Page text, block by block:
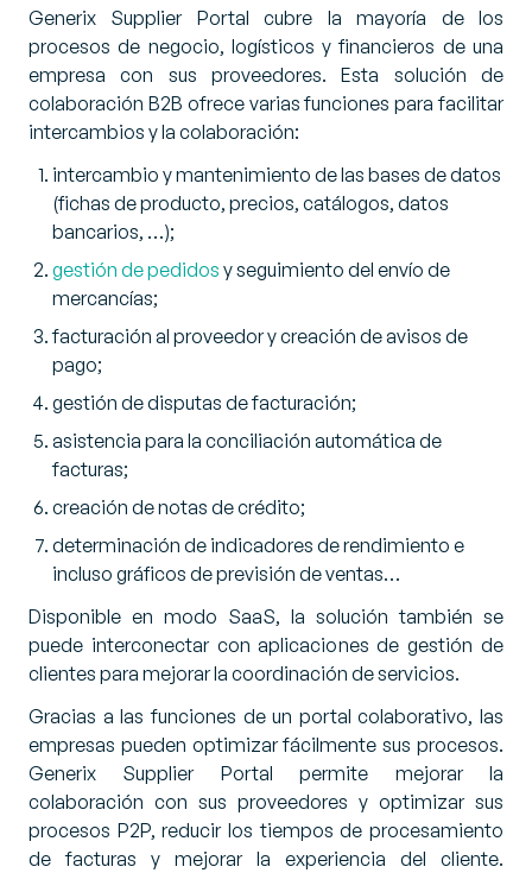
Generix Supplier Portal cubre la mayoría de los
procesos de negocio, logísticos y financieros de una
empresa con sus proveedores. Esta solución de
colaboración B2B ofrece varias funciones para facilitar
intercambios y la colaboración:
intercambio y mantenimiento de las bases de datos
(fichas de producto, precios, catálogos, datos
bancarios, …);
gestión de pedidos y seguimiento del envío de
mercancías;
facturación al proveedor y creación de avisos de
pago;
gestión de disputas de facturación;
asistencia para la conciliación automática de
facturas;
creación de notas de crédito;
determinación de indicadores de rendimiento e
incluso gráficos de previsión de ventas…
Disponible en modo SaaS, la solución también se
puede interconectar con aplicaciones de gestión de
clientes para mejorar la coordinación de servicios.
Gracias a las funciones de un portal colaborativo, las
empresas pueden optimizar fácilmente sus procesos.
Generix Supplier Portal permite mejorar la
colaboración con sus proveedores y optimizar sus
procesos P2P, reducir los tiempos de procesamiento
de facturas y mejorar la experiencia del cliente.